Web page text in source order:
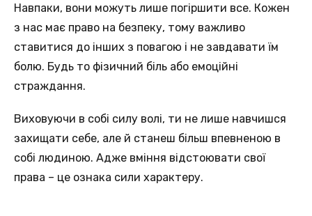
Навпаки, вони можуть лише погіршити все. Кожен
з нас має право на безпеку, тому важливо
ставитися до інших з повагою і не завдавати їм
болю. Будь то фізичний біль або емоційні
страждання.
Виховуючи в собі силу волі, ти не лише навчишся
захищати себе, але й станеш більш впевненою в
собі людиною. Адже вміння відстоювати свої
права – це ознака сили характеру.